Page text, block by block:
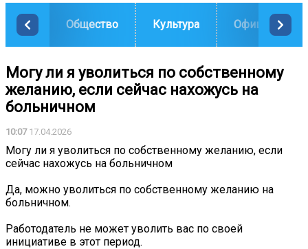
Общество Культура Официально
Могу ли я уволиться по собственному
желанию, если сейчас нахожусь на
больничном
10:0717.04.2026
Могу ли я уволиться по собственному желанию, если
сейчас нахожусь на больничном
Да, можно уволиться по собственному желанию на
больничном.
Работодатель не может уволить вас по своей
инициативе в этот период.